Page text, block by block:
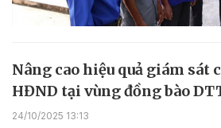
Nâng cao hiệu quả giám sát
HĐND tại vùng đồng bào
24/10/2025 13:13